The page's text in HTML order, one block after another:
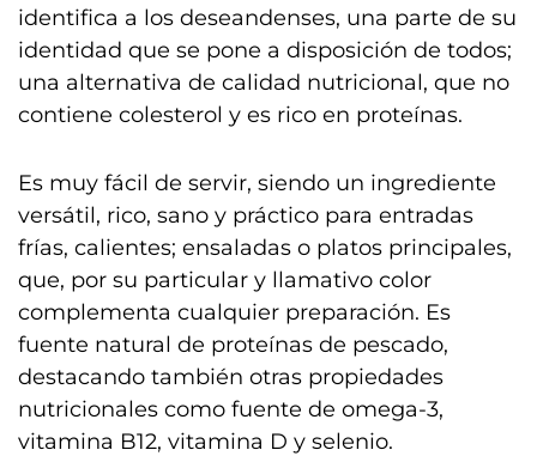
identifica a los deseandenses, una parte de su
identidad que se pone a disposición de todos;
una alternativa de calidad nutricional, que no
contiene colesterol y es rico en proteínas.
Es muy fácil de servir, siendo un ingrediente
versátil, rico, sano y práctico para entradas
frías, calientes; ensaladas o platos principales,
que, por su particular y llamativo color
complementa cualquier preparación. Es
fuente natural de proteínas de pescado,
destacando también otras propiedades
nutricionales como fuente de omega-3,
vitamina B12, vitamina D y selenio.